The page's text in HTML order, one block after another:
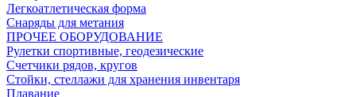
Легкоатлетическая форма
Снаряды для метания
ПРОЧЕЕ ОБОРУДОВАНИЕ
Рулетки спортивные, геодезические
Счетчики рядов, кругов
Стойки, стеллажи для хранения инвентаря
Плавание